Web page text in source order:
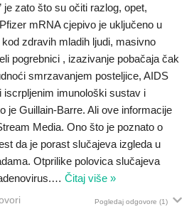
je zato što su očiti razlog, opet,
mRNA cjepivo je uključeno u
zdravih mladih ljudi, masivno
pogrebnici , izazivanje pobačaja čak
smrzavanjem posteljice, AIDS
iscrpljenim imunološki sustav i
je Guillain-Barre. Ali ove informacije
Media. Ono što je poznato o
da je porast slučajeva izgleda u
Otprilike polovica slučajeva
… Čitaj više »
Pogledaj odgovore (1)